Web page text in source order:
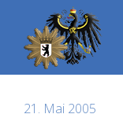
21. Mai 2005